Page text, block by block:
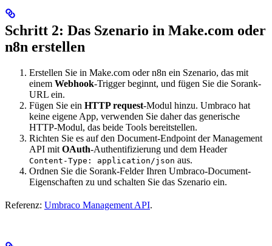
Schritt 2: Das Szenario in Make.com oder
n8n erstellen
Erstellen Sie in Make.com oder n8n ein Szenario, das mit
einem Webhook-Trigger beginnt, und fügen Sie die Sorank-
URL ein.
Fügen Sie ein HTTP request-Modul hinzu. Umbraco hat
keine eigene App, verwenden Sie daher das generische
HTTP-Modul, das beide Tools bereitstellen.
Richten Sie es auf den Document-Endpoint der Management
API mit OAuth-Authentifizierung und dem Header
Content-Type: application/json aus.
Ordnen Sie die Sorank-Felder Ihren Umbraco-Document-
Eigenschaften zu und schalten Sie das Szenario ein.
Referenz: Umbraco Management API.